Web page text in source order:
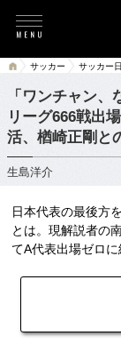
サッカー サッカー
「ワンチャン
リーグ666戦出
活、楢崎正剛と
生島洋介
日本代表の最後方
とは。現解説者の
てA代表出場ゼロに